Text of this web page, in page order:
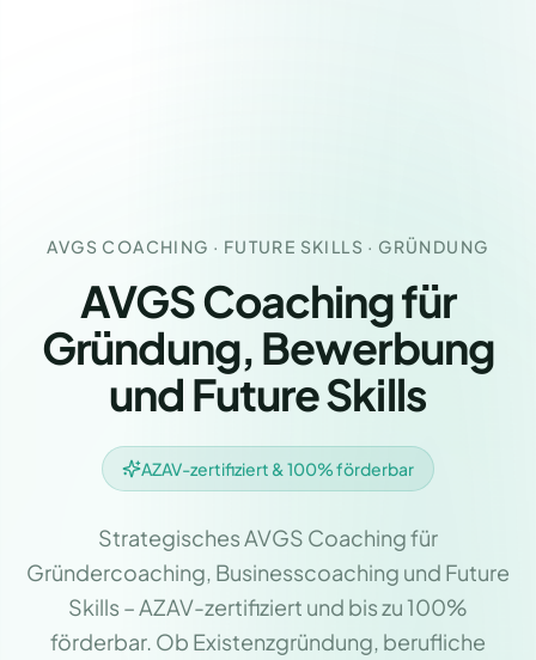
AVGS COACHING · FUTURE SKILLS · GRÜNDUNG
AVGS Coaching für
Gründung, Bewerbung
und Future Skills
AZAV-zertifiziert & 100% förderbar
Strategisches AVGS Coaching für
Gründercoaching, Businesscoaching und Future
Skills – AZAV-zertifiziert und bis zu 100%
förderbar. Ob Existenzgründung, berufliche